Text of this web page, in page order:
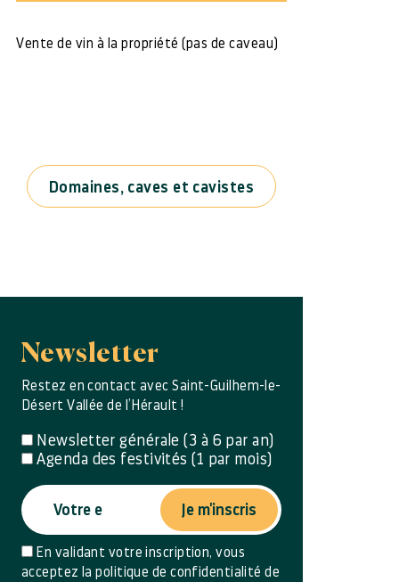
Vente de vin à la propriété (pas de caveau)
Domaines, caves et cavistes
Newsletter
Restez en contact avec Saint-Guilhem-le-
Désert Vallée de l’Hérault !
Newsletter générale (3 à 6 par an)
Agenda des festivités (1 par mois)
En validant votre inscription, vous
acceptez la politique de confidentialité de
Je m'inscris